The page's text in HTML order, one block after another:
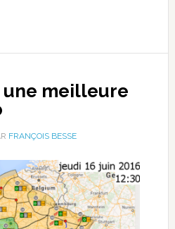
une meilleure
FRANÇOIS BESSE